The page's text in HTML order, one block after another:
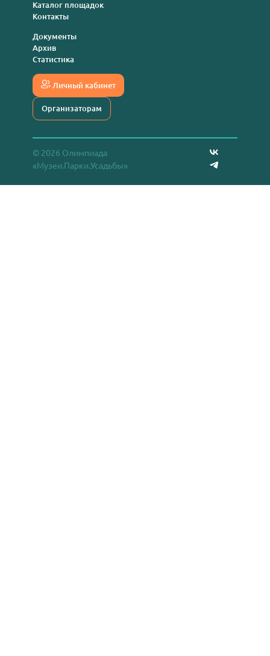
Каталог площадок
Контакты
Документы
Архив
Статистика
Личный кабинет
Организаторам
© 2026 Олимпиада
«Музеи.Парки.Усадьбы»